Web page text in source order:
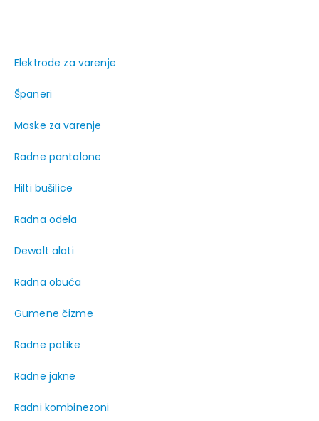
Elektrode za varenje
Španeri
Maske za varenje
Radne pantalone
Hilti bušilice
Radna odela
Dewalt alati
Radna obuća
Gumene čizme
Radne patike
Radne jakne
Radni kombinezoni